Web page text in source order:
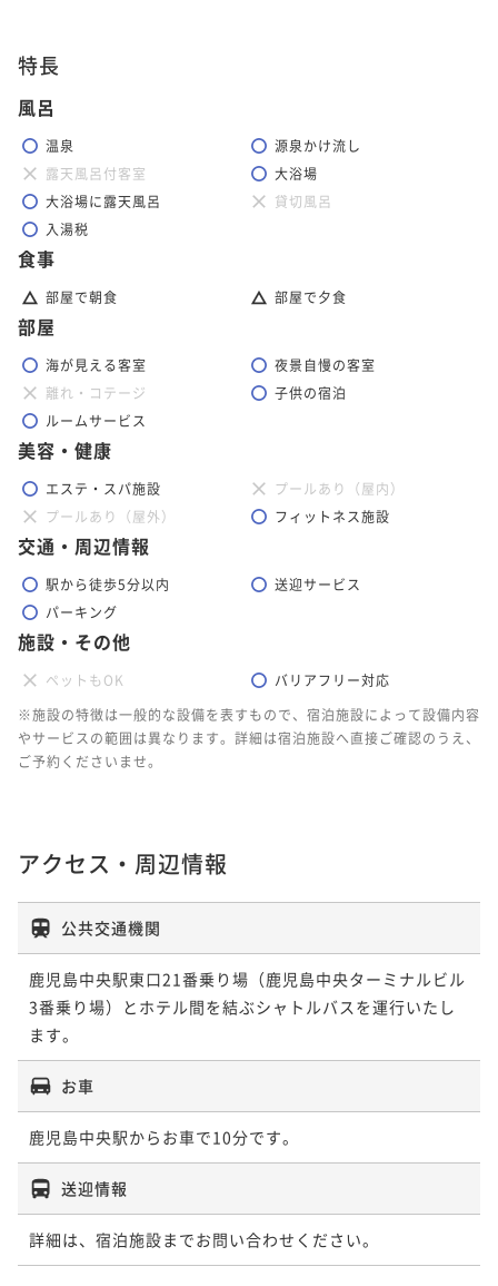
特長
風呂
温泉
源泉かけ流し
露天風呂付客室
大浴場
大浴場に露天風呂
貸切風呂
入湯税
食事
部屋で朝食 部屋で夕食
部屋
海が見える客室
夜景自慢の客室
離れ・コテージ
子供の宿泊
ルームサービス
美容・健康
エステ・スパ施設
プールあり（屋内）
プールあり（屋外）
フィットネス施設
交通・周辺情報
駅から徒歩5分以内
送迎サービス
パーキング
施設・その他
ペットもOK
バリアフリー対応
※施設の特徴は一般的な設備を表すもので、宿泊施設によって設備内容
やサービスの範囲は異なります。詳細は宿泊施設へ直接ご確認のうえ、
ご予約くださいませ。
アクセス・周辺情報
公共交通機関
鹿児島中央駅東口21番乗り場（鹿児島中央ターミナルビル
3番乗り場）とホテル間を結ぶシャトルバスを運行いたし
ます。
お車
鹿児島中央駅からお車で10分です。
送迎情報
詳細は、宿泊施設までお問い合わせください。